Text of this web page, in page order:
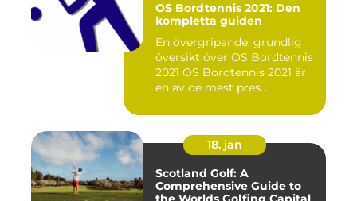
OS Bordtennis 2021: Den
kompletta guiden
En övergripande, grundlig
översikt över OS Bordtennis
2021 OS Bordtennis 2021 är
en av de mest pres...
18. jan
Scotland Golf: A
Comprehensive Guide to